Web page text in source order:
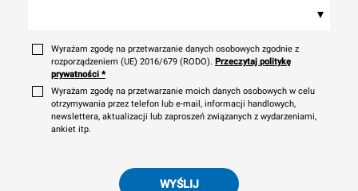
▾
Wyrażam zgodę na przetwarzanie danych osobowych zgodnie z
rozporządzeniem (UE) 2016/679 (RODO). Przeczytaj politykę
prywatności *
Wyrażam zgodę na przetwarzanie moich danych osobowych w celu
otrzymywania przez telefon lub e-mail, informacji handlowych,
newslettera, aktualizacji lub zaproszeń związanych z wydarzeniami,
ankiet itp.
WYŚLIJ